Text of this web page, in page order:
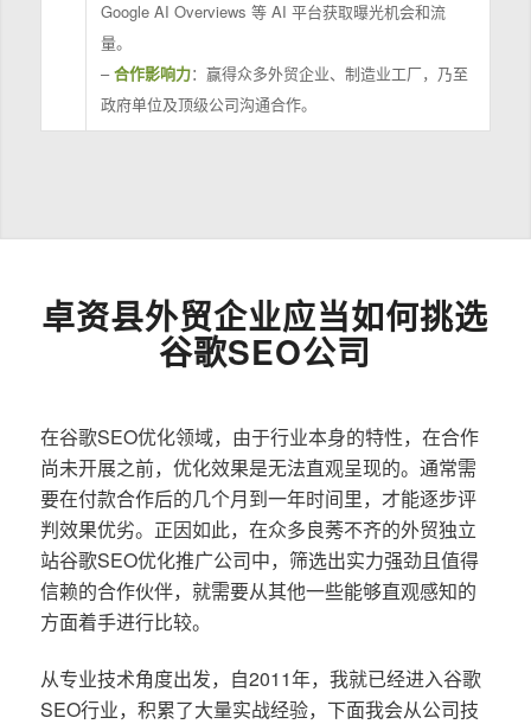
Google AI Overviews 等 AI 平台获取曝光机会和流
量。
–合作影响力：赢得众多外贸企业、制造业工厂，乃至
政府单位及顶级公司沟通合作。
卓资县外贸企业应当如何挑选
谷歌SEO公司
在谷歌SEO优化领域，由于行业本身的特性，在合作
尚未开展之前，优化效果是无法直观呈现的。通常需
要在付款合作后的几个月到一年时间里，才能逐步评
判效果优劣。正因如此，在众多良莠不齐的外贸独立
站谷歌SEO优化推广公司中，筛选出实力强劲且值得
信赖的合作伙伴，就需要从其他一些能够直观感知的
方面着手进行比较。
从专业技术角度出发，自2011年，我就已经进入谷歌
SEO行业，积累了大量实战经验，下面我会从公司技